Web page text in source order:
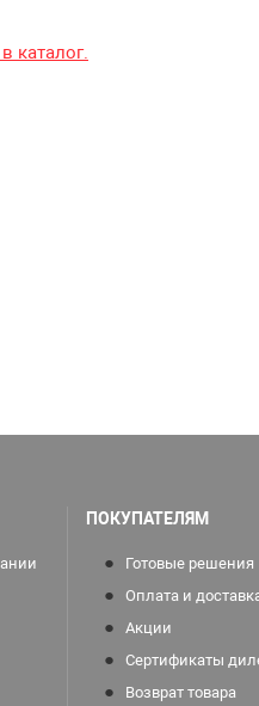
каталог.
ПОКУПАТЕЛЯМ
Готовые решения
Оплата и
Акции
Сертификаты
Возврат товара